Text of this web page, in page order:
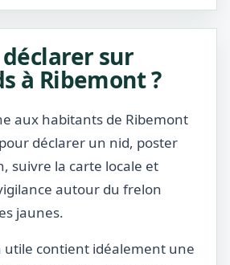
sur
à Ribemont ?
aux habitants de Ribemont
déclarer un nid, poster
suivre la carte locale et
autour du frelon
jaunes.
utile contient idéalement une